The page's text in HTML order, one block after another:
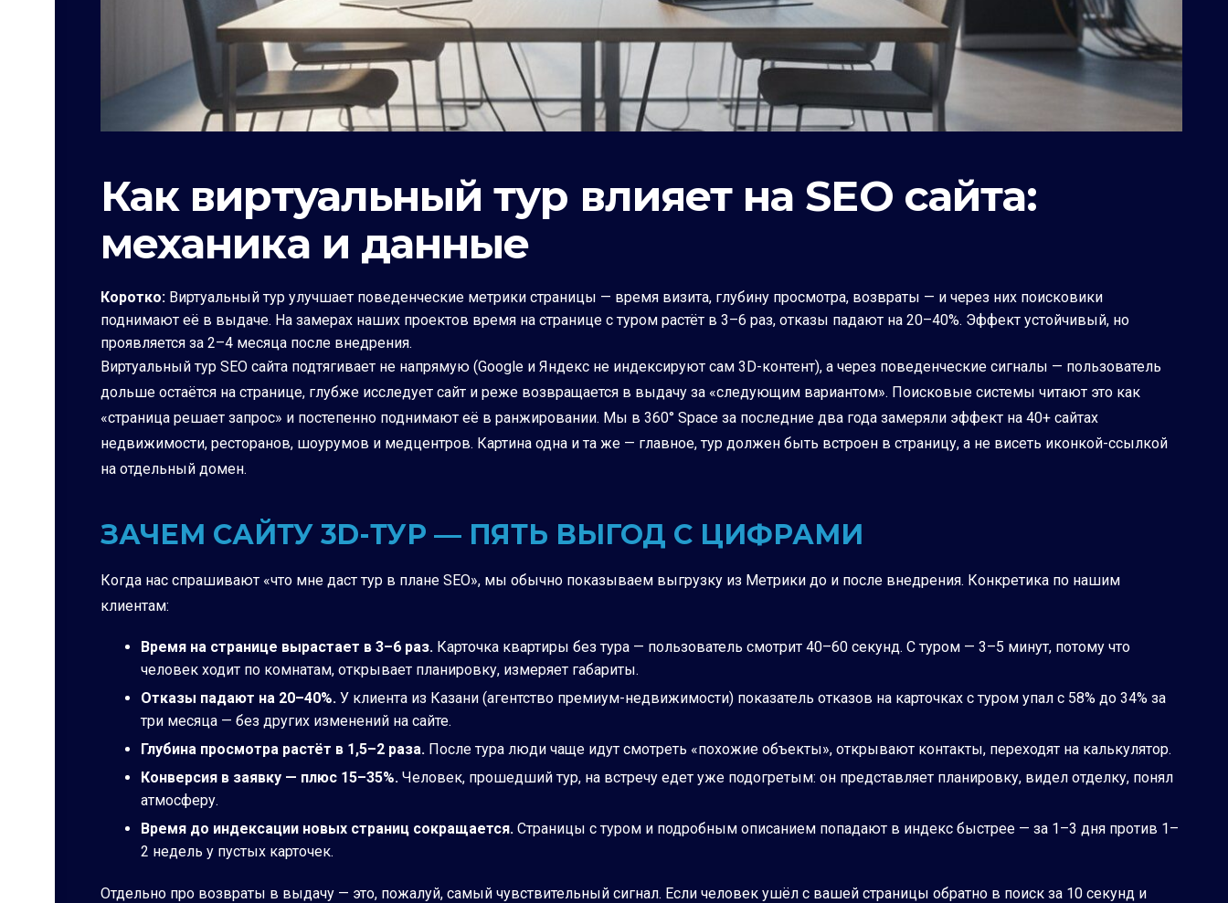
Как виртуальный тур влияет на SEO сайта:
механика и данные
Коротко: Виртуальный тур улучшает поведенческие метрики страницы — время визита, глубину просмотра, возвраты — и через них поисковики
поднимают её в выдаче. На замерах наших проектов время на странице с туром растёт в 3–6 раз, отказы падают на 20–40%. Эффект устойчивый, но
проявляется за 2–4 месяца после внедрения.
Виртуальный тур SEO сайта подтягивает не напрямую (Google и Яндекс не индексируют сам 3D-контент), а через поведенческие сигналы — пользователь
дольше остаётся на странице, глубже исследует сайт и реже возвращается в выдачу за «следующим вариантом». Поисковые системы читают это как
«страница решает запрос» и постепенно поднимают её в ранжировании. Мы в 360° Space за последние два года замеряли эффект на 40+ сайтах
недвижимости, ресторанов, шоурумов и медцентров. Картина одна и та же — главное, тур должен быть встроен в страницу, а не висеть иконкой-ссылкой
на отдельный домен.
ЗАЧЕМ САЙТУ 3D-ТУР — ПЯТЬ ВЫГОД С ЦИФРАМИ
Когда нас спрашивают «что мне даст тур в плане SEO», мы обычно показываем выгрузку из Метрики до и после внедрения. Конкретика по нашим
клиентам:
Время на странице вырастает в 3–6 раз. Карточка квартиры без тура — пользователь смотрит 40–60 секунд. С туром — 3–5 минут, потому что
человек ходит по комнатам, открывает планировку, измеряет габариты.
Отказы падают на 20–40%. У клиента из Казани (агентство премиум-недвижимости) показатель отказов на карточках с туром упал с 58% до 34% за
три месяца — без других изменений на сайте.
Глубина просмотра растёт в 1,5–2 раза. После тура люди чаще идут смотреть «похожие объекты», открывают контакты, переходят на калькулятор.
Конверсия в заявку — плюс 15–35%. Человек, прошедший тур, на встречу едет уже подогретым: он представляет планировку, видел отделку, понял
атмосферу.
Время до индексации новых страниц сокращается. Страницы с туром и подробным описанием попадают в индекс быстрее — за 1–3 дня против 1–
2 недель у пустых карточек.
Отдельно про возвраты в выдачу — это, пожалуй, самый чувствительный сигнал. Если человек ушёл с вашей страницы обратно в поиск за 10 секунд и